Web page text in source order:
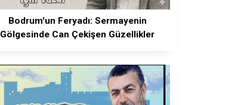
Bodrum'un Feryadı: Sermayenin
Gölgesinde Can Çekişen Güzellikler